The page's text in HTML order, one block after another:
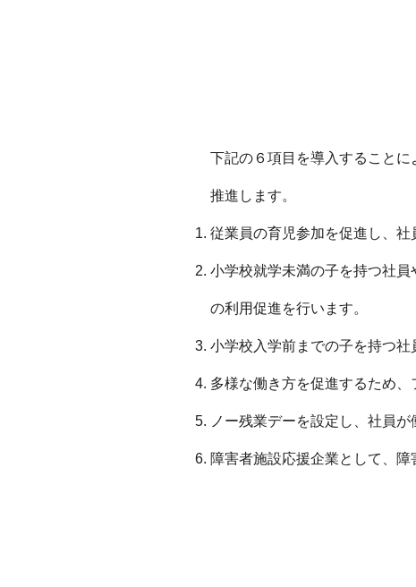
下記の６項目を導入すること
推進します。
従業員の育児参加を促進し、
小学校就学未満の子を持つ社員
の利用促進を行います。
小学校入学前までの子を持つ社
多様な働き方を促進するため、
ノー残業デーを設定し、社員
障害者施設応援企業として、障